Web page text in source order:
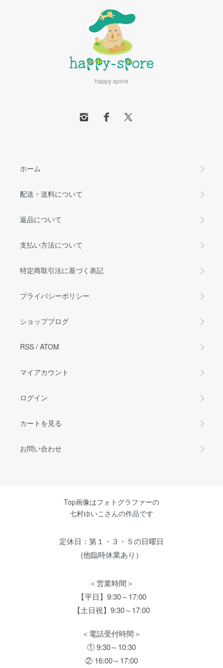
happy spore
ホーム
配送・送料について
返品について
支払い方法について
特定商取引法に基づく表記
プライバシーポリシー
ショップブログ
RSS / ATOM
マイアカウント
ログイン
カートを見る
お問い合わせ
Top画像はフォトグラファーの
七村ゆいこさんの作品です
定休日：第１・３・５の日曜日
(他臨時休業あり）
＜営業時間＞
【平日】9:30～17:00
【土日祝】9:30～17:00
＜電話受付時間＞
① 9:30～10:30
② 16:00～17:00